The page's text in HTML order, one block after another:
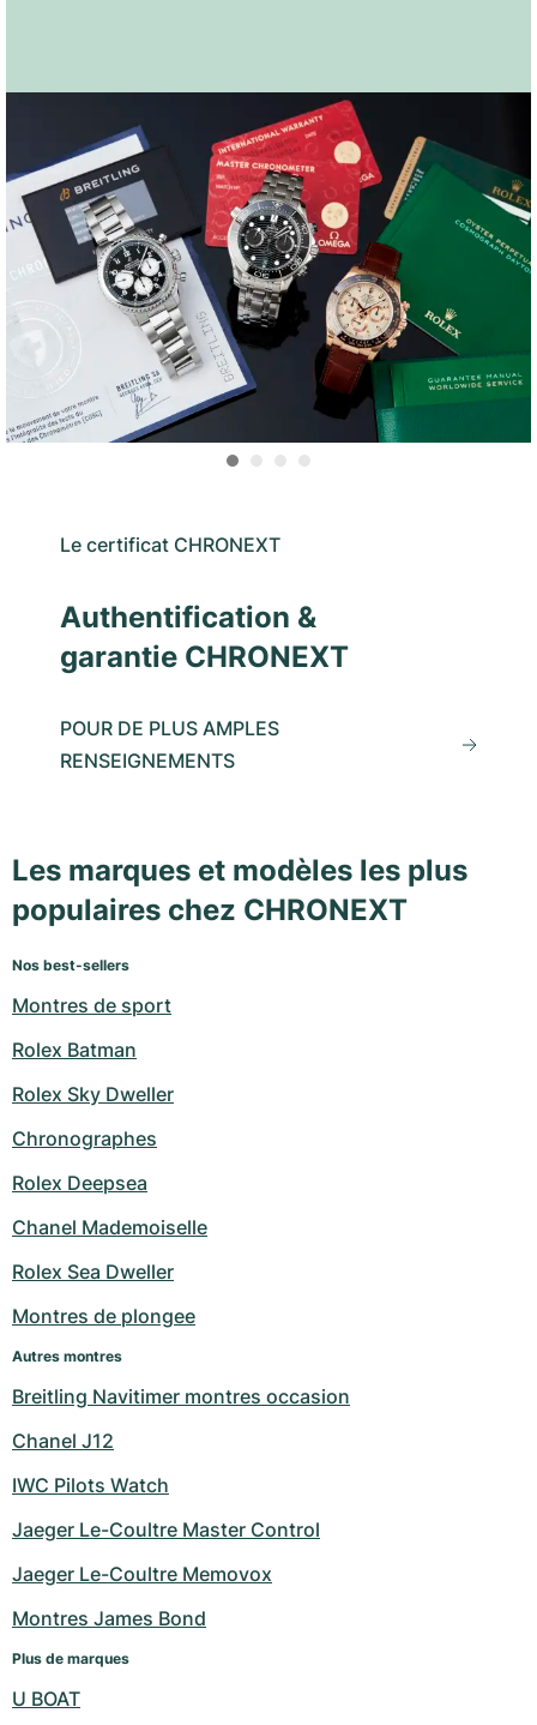
Le certificat CHRONEXT
Authentification &
garantie CHRONEXT
POUR DE PLUS AMPLES
RENSEIGNEMENTS
Les marques et modèles les plus
populaires chez CHRONEXT
Nos best-sellers
Montres de sport
Rolex Batman
Rolex Sky Dweller
Chronographes
Rolex Deepsea
Chanel Mademoiselle
Rolex Sea Dweller
Montres de plongee
Autres montres
Breitling Navitimer montres occasion
Chanel J12
IWC Pilots Watch
Jaeger Le-Coultre Master Control
Jaeger Le-Coultre Memovox
Montres James Bond
Plus de marques
U BOAT